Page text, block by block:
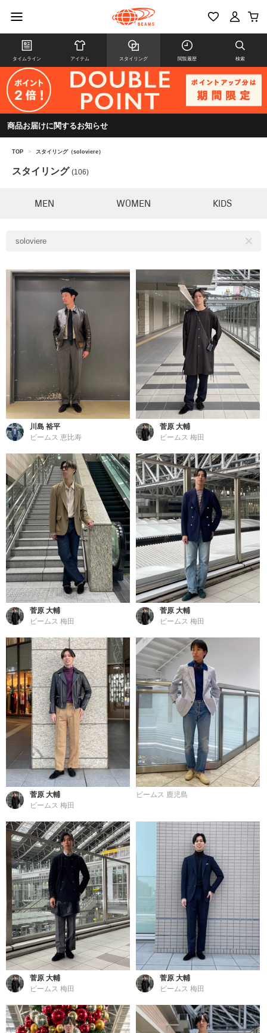
タイムライン アイテム スタイリング 閲覧履歴 検索
商品お届けに関するお知らせ
TOP > スタイリング（soloviere）
スタイリング (106)
MEN WOMEN KIDS
soloviere
川島 裕平
ビームス 恵比寿
菅原 大輔
ビームス 梅田
菅原 大輔
ビームス 梅田
菅原 大輔
ビームス 梅田
菅原 大輔
ビームス 梅田
ビームス 鹿児島
菅原 大輔
ビームス 梅田
菅原 大輔
ビームス 梅田